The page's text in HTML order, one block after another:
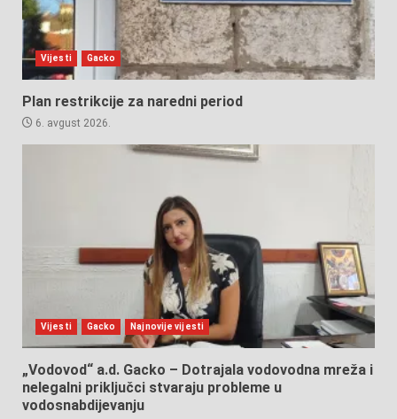
Vijesti Gacko
Plan restrikcije za naredni period
6. avgust 2026.
Vijesti Gacko Najnovije vijesti
„Vodovod“ a.d. Gacko – Dotrajala vodovodna mreža i
nelegalni priključci stvaraju probleme u
vodosnabdijevanju